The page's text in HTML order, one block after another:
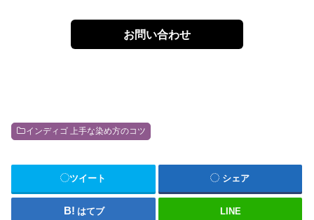
お問い合わせ
インディゴ 上手な染め方のコツ
ツイート シェア
はてブ LINE